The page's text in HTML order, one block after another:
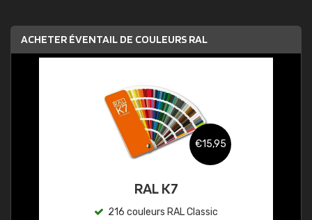
ACHETER ÉVENTAIL DE COULEURS RAL
€15,95
RAL K7
216 couleurs RAL Classic